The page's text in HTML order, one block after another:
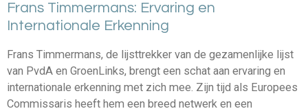
Frans Timmermans: Ervaring en
Internationale Erkenning
Frans Timmermans, de lijsttrekker van de gezamenlijke lijst
van PvdA en GroenLinks, brengt een schat aan ervaring en
internationale erkenning met zich mee. Zijn tijd als Europees
Commissaris heeft hem een breed netwerk en een